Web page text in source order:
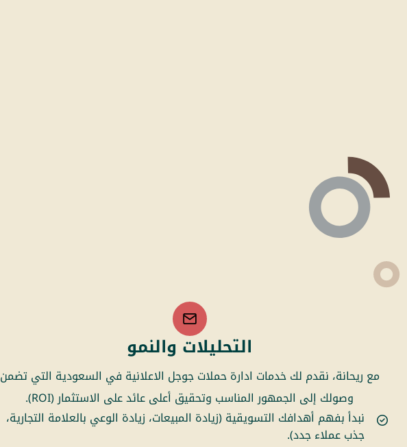
التحليلات والنمو
مع ريحانة، نقدم لك خدمات ادارة حملات جوجل الاعلانية في السعودية التي تضمن
وصولك إلى الجمهور المناسب وتحقيق أعلى عائد على الاستثمار (ROI).
نبدأ بفهم أهدافك التسويقية (زيادة المبيعات، زيادة الوعي بالعلامة التجارية،
جذب عملاء جدد).